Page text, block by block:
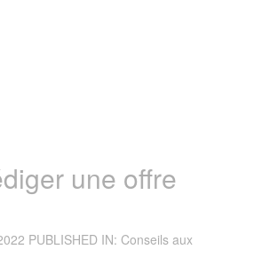
une offre
PUBLISHED IN: Conseils aux